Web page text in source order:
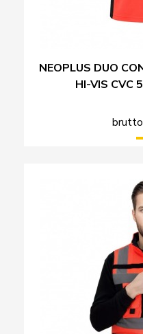
NEOPLUS DUO
HI-VIS CVC